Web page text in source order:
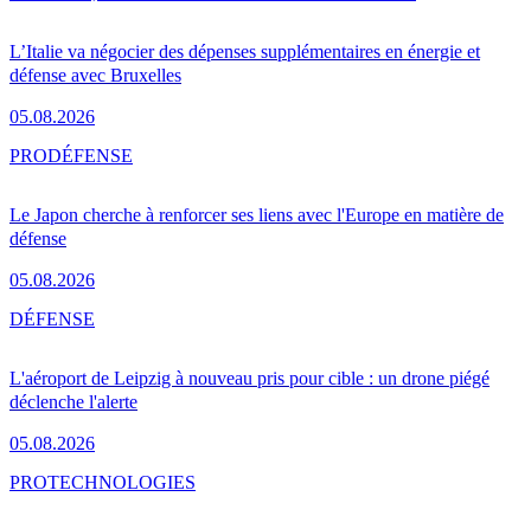
L’Italie va négocier des dépenses supplémentaires en énergie et
défense avec Bruxelles
05.08.2026
Le Japon cherche à renforcer ses liens avec l'Europe en matière de
défense
05.08.2026
PRODÉFENSE
L'aéroport de Leipzig à nouveau pris pour cible : un drone piégé
déclenche l'alerte
05.08.2026
DÉFENSE
PROTECHNOLOGIES